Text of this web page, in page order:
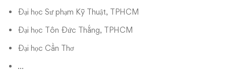
Đại học Sư phạm Kỹ Thuật, TPHCM
Đại học Tôn Đức Thắng, TPHCM
Đại học Cần Thơ
…